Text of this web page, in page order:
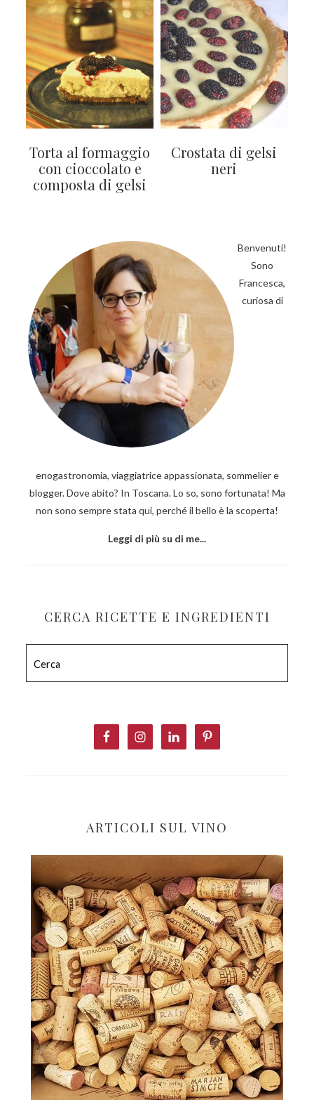
Torta al formaggio
con cioccolato e
composta di gelsi
Crostata di gelsi
neri
LATERALE
PRIMARIA
Benvenuti!
Sono
Francesca,
curiosa di
enogastronomia, viaggiatrice appassionata, sommelier e
blogger. Dove abito? In Toscana. Lo so, sono fortunata! Ma
non sono sempre stata qui, perché il bello è la scoperta!
Leggi di più su di me...
CERCA RICETTE E INGREDIENTI
Cerca
ARTICOLI SUL VINO